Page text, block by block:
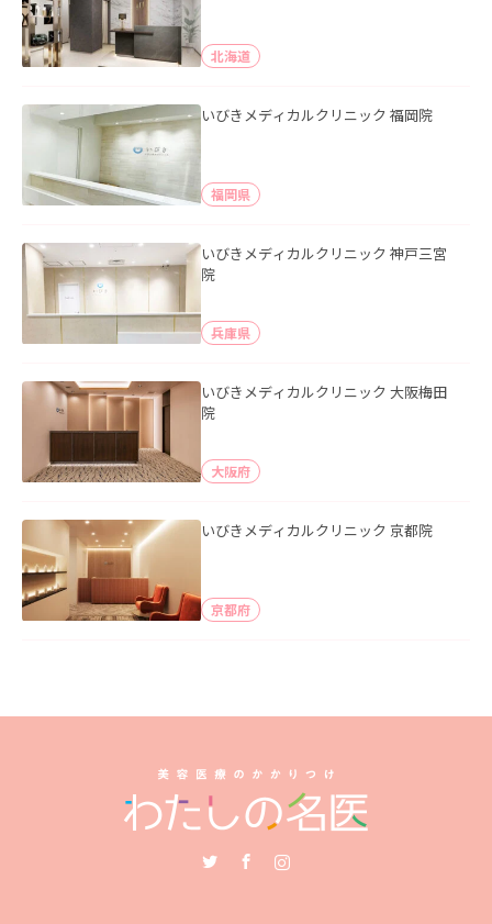
北海道
いびきメディカルクリニック 福岡院
福岡県
いびきメディカルクリニック 神戸三宮
院
兵庫県
いびきメディカルクリニック 大阪梅田
院
大阪府
いびきメディカルクリニック 京都院
京都府